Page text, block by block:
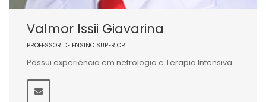
Valmor Issii Giavarina
PROFESSOR DE ENSINO SUPERIOR
Possui experiência em nefrologia e Terapia Intensiva